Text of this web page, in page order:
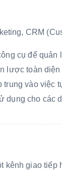
CRM
cụ để quản
lược toàn
trung vào việc
dụng cho các
kênh giao tiếp